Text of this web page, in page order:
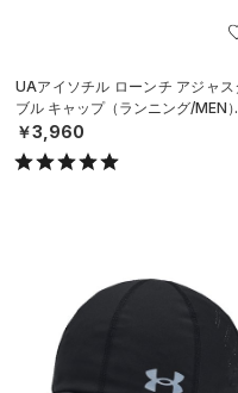
UAアイソチル ローンチ アジャス
ブル キャップ（ランニング/MEN
￥3,960